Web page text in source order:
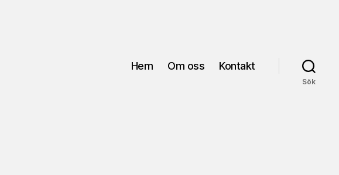
Hem Om oss Kontakt
Sök